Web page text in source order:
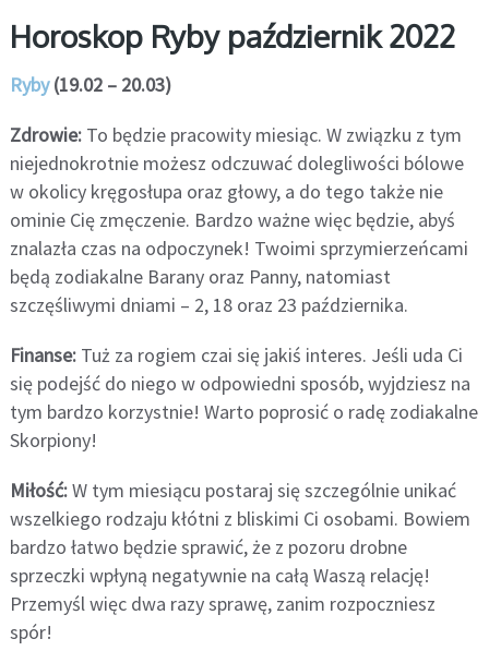
Horoskop Ryby październik 2022
Ryby(19.02 – 20.03)
Zdrowie: To będzie pracowity miesiąc. W związku z tym
niejednokrotnie możesz odczuwać dolegliwości bólowe
w okolicy kręgosłupa oraz głowy, a do tego także nie
ominie Cię zmęczenie. Bardzo ważne więc będzie, abyś
znalazła czas na odpoczynek! Twoimi sprzymierzeńcami
będą zodiakalne Barany oraz Panny, natomiast
szczęśliwymi dniami – 2, 18 oraz 23 października.
Finanse: Tuż za rogiem czai się jakiś interes. Jeśli uda Ci
się podejść do niego w odpowiedni sposób, wyjdziesz na
tym bardzo korzystnie! Warto poprosić o radę zodiakalne
Skorpiony!
Miłość:W tym miesiącu postaraj się szczególnie unikać
wszelkiego rodzaju kłótni z bliskimi Ci osobami. Bowiem
bardzo łatwo będzie sprawić, że z pozoru drobne
sprzeczki wpłyną negatywnie na całą Waszą relację!
Przemyśl więc dwa razy sprawę, zanim rozpoczniesz
spór!